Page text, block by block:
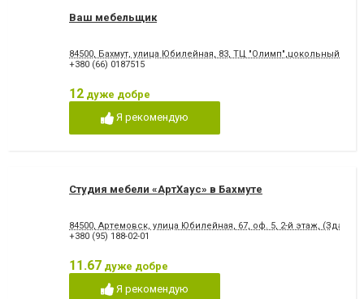
Ваш мебельщик
84500, Бахмут, улица Юбилейная, 83, ТЦ "Олимп",цокольный этаж
+380 (66) 0187515
12 дуже добре
Я рекомендую
Студия мебели «АртХаус» в Бахмуте
84500, Артемовск, улица Юбилейная, 67, оф. 5, 2-й этаж,
+380 (95) 188-02-01
11.67 дуже добре
Я рекомендую